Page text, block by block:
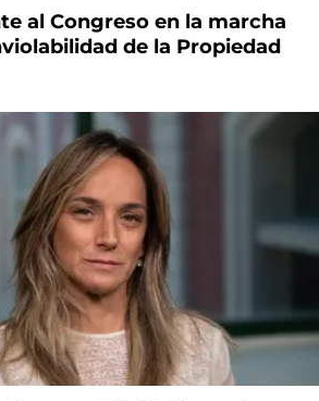
al Congreso en la marcha
de la Propiedad